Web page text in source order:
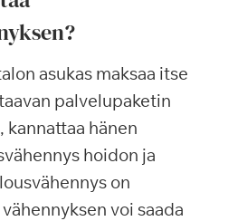
asukas maksaa itse
palvelupaketin
kannattaa hänen
hoidon ja
on
voi saada